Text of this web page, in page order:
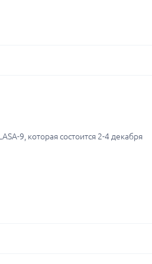
9, которая состоится 2-4 декабря